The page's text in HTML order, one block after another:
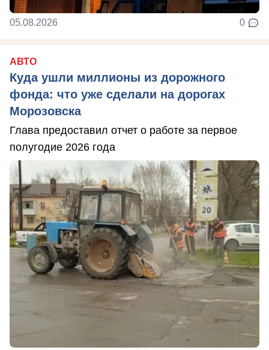
05.08.2026 0
АВТО
Куда ушли миллионы из дорожного
фонда: что уже сделали на дорогах
Морозовска
Глава предоставил отчет о работе за первое
полугодие 2026 года